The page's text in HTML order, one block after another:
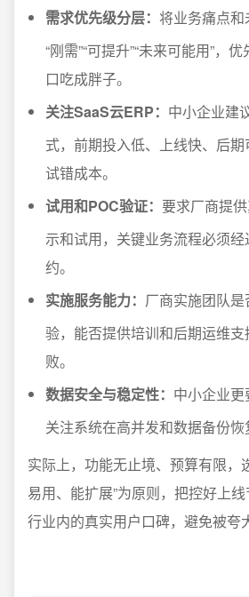
需求优先级分层： 将业务痛点
“刚需”“可提升”“未来可能用”，
口吃成胖子。
关注SaaS云ERP： 中小企业建
式，前期投入低、上线快、后
试错成本。
试用和POC验证： 要求厂商提
示和试用，关键业务流程必须
约。
实施服务能力： 厂商实施团队
验，能否提供培训和后期运维
败。
数据安全与稳定性： 中小企业更
关注系统在高并发和数据备份恢
实际上，功能无止境、预算有限，
易用、能扩展”为原则，把控好上
行业内的真实用户口碑，避免被夸